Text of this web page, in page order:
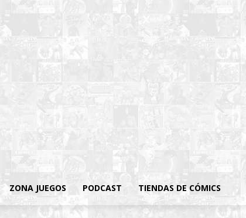
ZONA JUEGOS PODCAST TIENDAS DE CÓMICS